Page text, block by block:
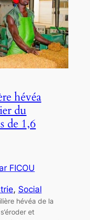
hévéa
du
de 1,6
FICOU
, Social
hévéa de la
et